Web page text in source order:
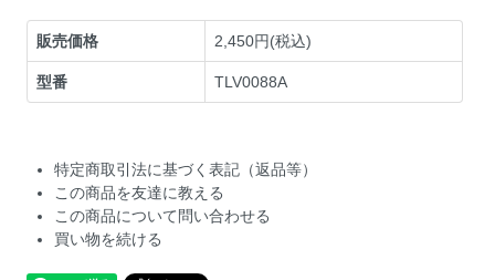
販売価格 2,450円(税込)
型番 TLV0088A
特定商取引法に基づく表記（返品等）
この商品を友達に教える
この商品について問い合わせる
買い物を続ける